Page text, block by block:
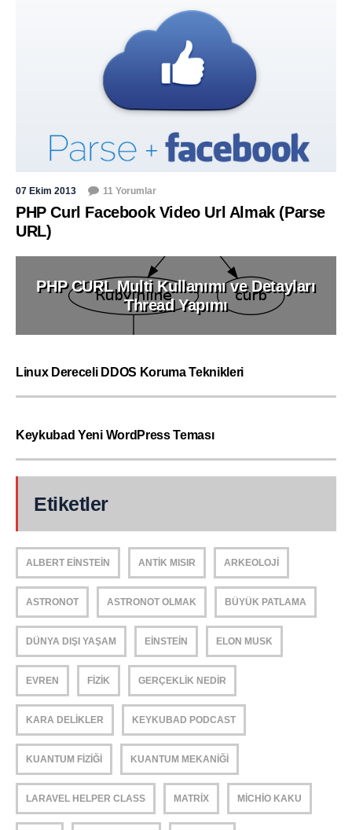
07 Ekim 2013 11 Yorumlar
PHP Curl Facebook Video Url Almak (Parse
URL)
PHP CURL Multi Kullanımı ve Detayları
Thread Yapımı
Linux Dereceli DDOS Koruma Teknikleri
Keykubad Yeni WordPress Teması
Etiketler
ALBERT EINSTEIN ANTIK MISIR ARKEOLOJI
ASTRONOT ASTRONOT OLMAK BÜYÜK PATLAMA
DÜNYA DIŞI YAŞAM EINSTEIN ELON MUSK
EVREN FIZIK GERÇEKLIK NEDIR
KARA DELIKLER KEYKUBAD PODCAST
KUANTUM FIZIĞI KUANTUM MEKANIĞI
LARAVEL HELPER CLASS MATRIX MICHIO KAKU